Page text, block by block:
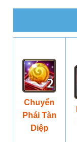
Chuyển
Phái Tàn
Diệp